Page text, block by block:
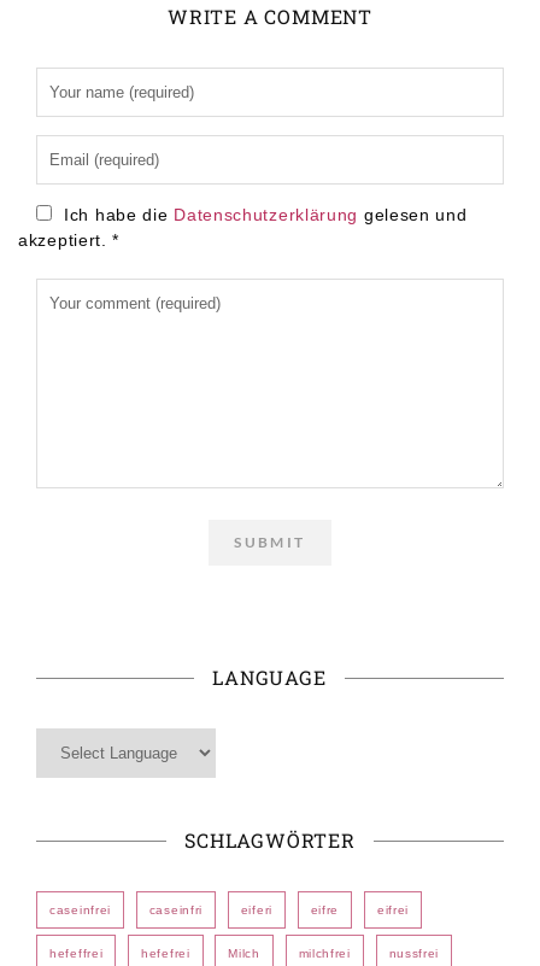
WRITE A COMMENT
Ich habe die Datenschutzerklärung gelesen und
akzeptiert. *
LANGUAGE
SCHLAGWÖRTER
caseinfrei caseinfri eiferi eifre eifrei
hefeffrei hefefrei Milch milchfrei nussfrei